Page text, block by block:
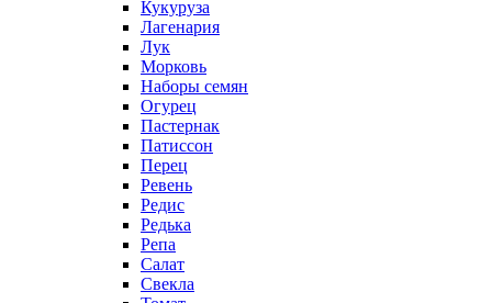
Кукуруза
Лагенария
Лук
Морковь
Наборы семян
Огурец
Пастернак
Патиссон
Перец
Ревень
Редис
Редька
Репа
Салат
Свекла